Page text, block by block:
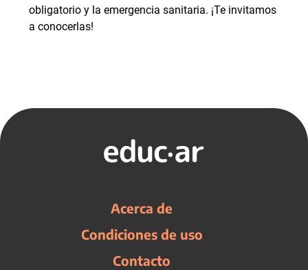
obligatorio y la emergencia sanitaria. ¡Te invitamos
a conocerlas!
Acerca de
Condiciones de uso
Contacto